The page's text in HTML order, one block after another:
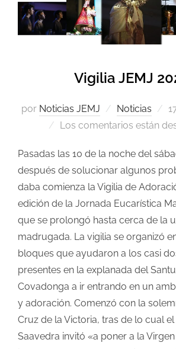
Vigilia JEMJ
por Noticias JEMJ Noticias
Los comentarios están
Pasadas las 10 de la noche del
después de solucionar algunos
daba comienza la Vigilia de
edición de la Jornada Eucarística
que se prolongó hasta cerca de la
madrugada. La vigilia se organizó
bloques que ayudaron a los casi
presentes en la explanada del
Covadonga a ir entrando en un
y adoración. Comenzó con la
Cruz de la Victoria, tras de lo cual
Saavedra invitó «a poner a la